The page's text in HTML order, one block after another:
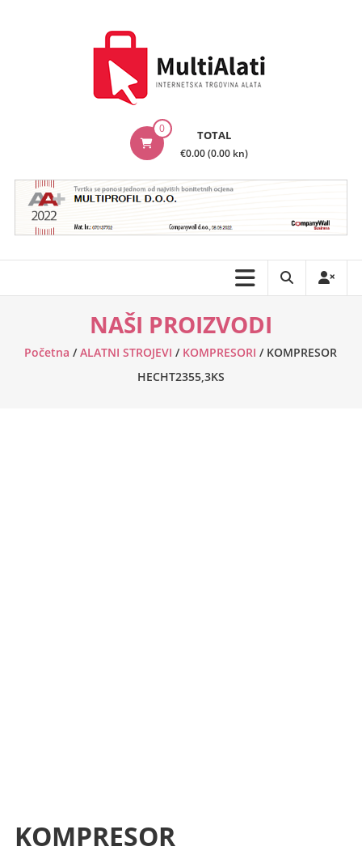
Internetska
trgovina
alata
0 TOTAL
€0.00 (0.00 kn)
NAŠI PROIZVODI
Početna /ALATNI STROJEVI / KOMPRESORI / KOMPRESOR
HECHT2355,3KS
KOMPRESOR